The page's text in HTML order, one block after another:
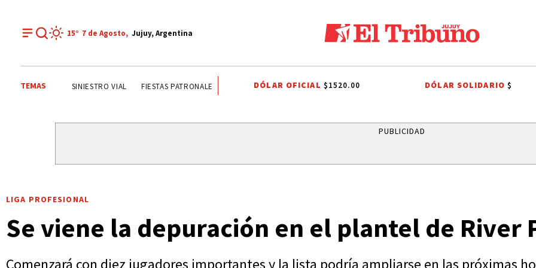
15° 7 de Agosto, Jujuy, Argentina
TEMAS JORGE GARCÍA CUERVA ONDA ESTUDIANTIL SINIESTRO VIAL FIESTAS PATRONALES A SAN CAYETANO INDEPENDENCIA DE
DÓLAR OFICIAL $1520.00 DÓLAR SOLIDARIO$
PUBLICIDAD
LIGA PROFESIONAL
Se viene la depuración en el plantel de River
Comenzará con diez jugadores importantes y la lista podría ampliarse en las próximas